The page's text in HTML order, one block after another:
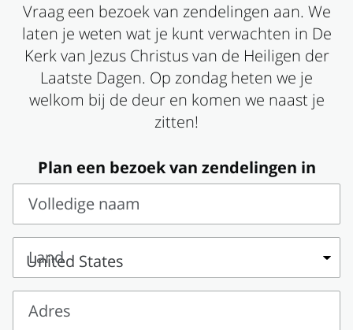
Vraag een bezoek van zendelingen aan. We
laten je weten wat je kunt verwachten in De
Kerk van Jezus Christus van de Heiligen der
Laatste Dagen. Op zondag heten we je
welkom bij de deur en komen we naast je
zitten!
Plan een bezoek van zendelingen in
Volledige naam
Volledige
naam
Land
Land
Adres